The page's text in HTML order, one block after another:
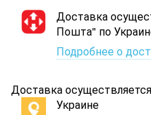
Доставка
Пошта" по
Подробнее о
Доставка
Украине